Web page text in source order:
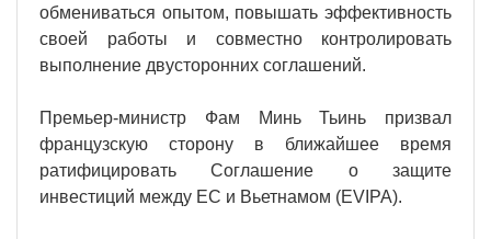
обмениваться опытом, повышать эффективность
своей работы и совместно контролировать
выполнение двусторонних соглашений.
Премьер-министр Фам Минь Тьинь призвал
французскую сторону в ближайшее время
ратифицировать Соглашение о защите
инвестиций между ЕС и Вьетнамом (EVIPA).